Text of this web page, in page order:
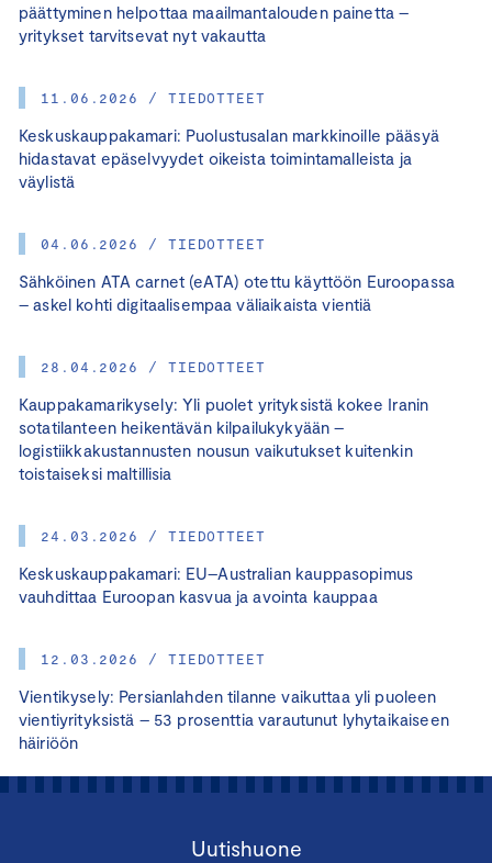
päättyminen helpottaa maailmantalouden painetta –
yritykset tarvitsevat nyt vakautta
11.06.2026 / TIEDOTTEET
Keskuskauppakamari: Puolustusalan markkinoille pääsyä
hidastavat epäselvyydet oikeista toimintamalleista ja
väylistä
04.06.2026 / TIEDOTTEET
Sähköinen ATA carnet (eATA) otettu käyttöön Euroopassa
– askel kohti digitaalisempaa väliaikaista vientiä
28.04.2026 / TIEDOTTEET
Kauppakamarikysely: Yli puolet yrityksistä kokee Iranin
sotatilanteen heikentävän kilpailukykyään –
logistiikkakustannusten nousun vaikutukset kuitenkin
toistaiseksi maltillisia
24.03.2026 / TIEDOTTEET
Keskuskauppakamari: EU–Australian kauppasopimus
vauhdittaa Euroopan kasvua ja avointa kauppaa
12.03.2026 / TIEDOTTEET
Vientikysely: Persianlahden tilanne vaikuttaa yli puoleen
vientiyrityksistä – 53 prosenttia varautunut lyhytaikaiseen
häiriöön
Uutishuone